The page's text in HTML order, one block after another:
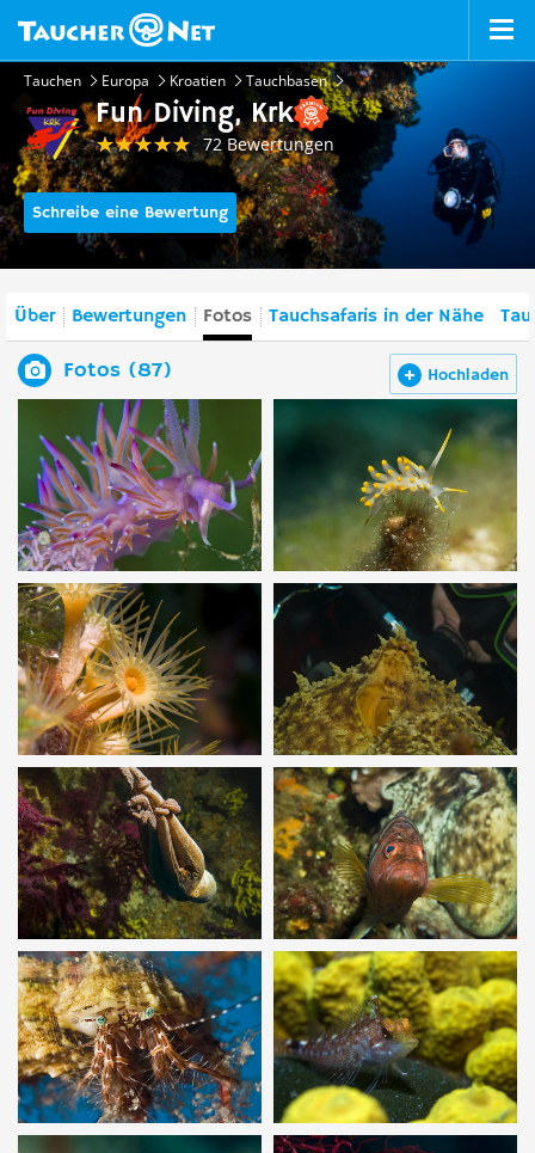
Tauchen Europa Kroatien Tauchbasen
Fun Diving, Krk
72 Bewertungen
Schreibe eine Bewertung
Über Bewertungen Fotos Tauchsafaris in der Nähe
Hochladen
Fotos (87)